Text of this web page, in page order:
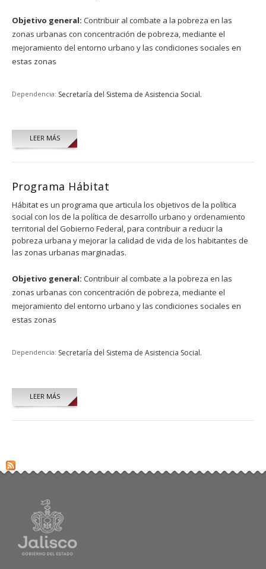
Objetivo general: Contribuir al combate a la pobreza en las
zonas urbanas con concentración de pobreza, mediante el
mejoramiento del entorno urbano y las condiciones sociales en
estas zonas
Dependencia: Secretaría del Sistema de Asistencia Social.
LEER MÁS
Programa Hábitat
Hábitat es un programa que articula los objetivos de la política
social con los de la política de desarrollo urbano y ordenamiento
territorial del Gobierno Federal, para contribuir a reducir la
pobreza urbana y mejorar la calidad de vida de los habitantes de
las zonas urbanas marginadas.
Objetivo general: Contribuir al combate a la pobreza en las
zonas urbanas con concentración de pobreza, mediante el
mejoramiento del entorno urbano y las condiciones sociales en
estas zonas
Dependencia: Secretaría del Sistema de Asistencia Social.
LEER MÁS